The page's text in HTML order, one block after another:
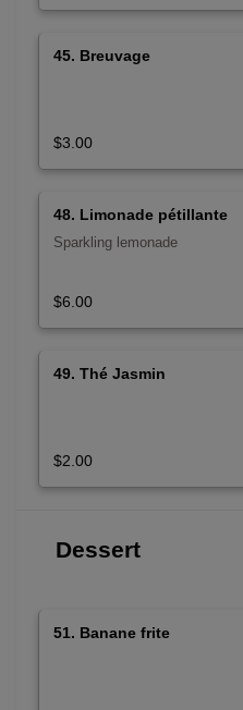
45. Breuvage
$3.00
48. Limonade pétillante
Sparkling lemonade
$6.00
49. Thé Jasmin
$2.00
Dessert
51. Banane frite